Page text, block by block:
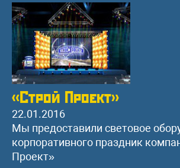
«Строй Проект»
22.01.2016
Мы предоставили световое
корпоративного праздник
Проект»